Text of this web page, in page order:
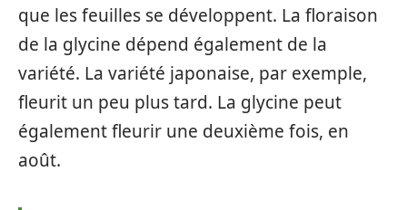
que les feuilles se développent. La floraison
de la glycine dépend également de la
variété. La variété japonaise, par exemple,
fleurit un peu plus tard. La glycine peut
également fleurir une deuxième fois, en
août.